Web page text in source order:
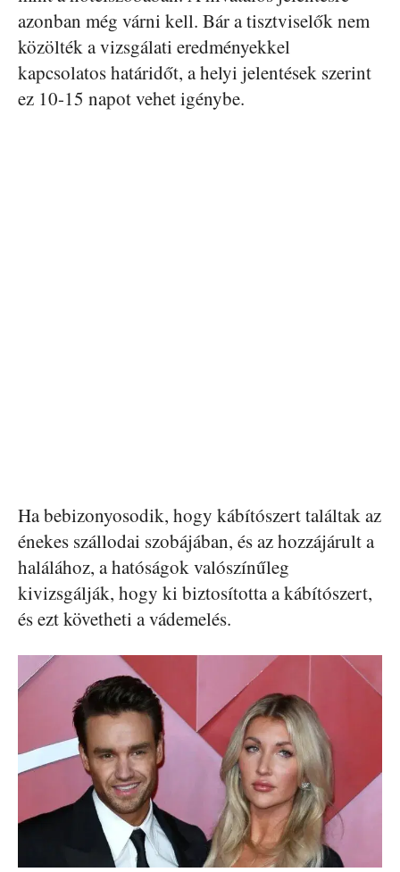
azonban még várni kell. Bár a tisztviselők nem
közölték a vizsgálati eredményekkel
kapcsolatos határidőt, a helyi jelentések szerint
ez 10-15 napot vehet igénybe.
Ha bebizonyosodik, hogy kábítószert találtak az
énekes szállodai szobájában, és az hozzájárult a
halálához, a hatóságok valószínűleg
kivizsgálják, hogy ki biztosította a kábítószert,
és ezt követheti a vádemelés.